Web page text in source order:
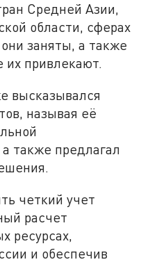
Средней Азии,
области, сферах
заняты, а также
их привлекают.
высказывался
называя её
также предлагал
четкий учет
расчет
ресурсах,
и обеспечив